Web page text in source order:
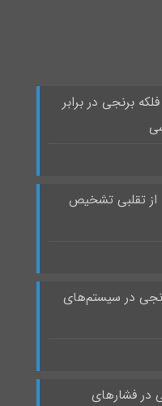
برنجی در برابر
از تقلبی تشخیص
در سیستم‌های
در فشارهای